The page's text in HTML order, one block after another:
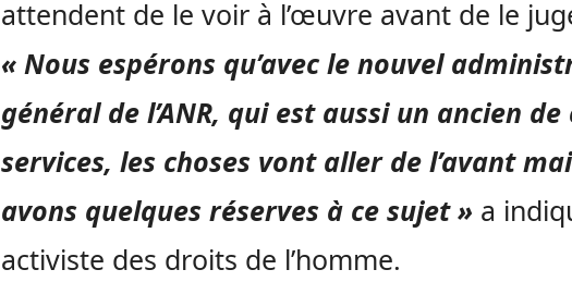
attendent de le voir à l’œuvre avant de le
« Nous espérons qu’avec le nouvel
général de l’ANR, qui est aussi un ancien de
services, les choses vont aller de l’avant
avons quelques réserves à ce sujet » a
activiste des droits de l’homme.